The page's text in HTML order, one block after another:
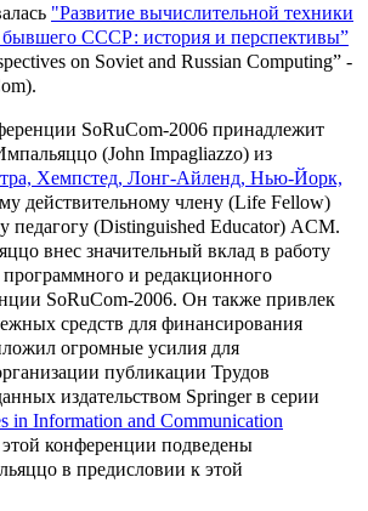
"Развитие вычислительной техники
бывшего СССР: история и перспективы”
on Soviet and Russian Computing” -
SoRuCom-2006 принадлежит
(John Impagliazzo) из
Хемпстед, Лонг-Айленд, Нью-Йорк,
действительному члену (Life Fellow)
педагогу (Distinguished Educator) ACM.
внес значительный вклад в работу
и редакционного
SoRuCom-2006. Он также привлек
средств для финансирования
огромные усилия для
публикации Трудов
издательством Springer в серии
in Information and Communication
конференции подведены
в предисловии к этой